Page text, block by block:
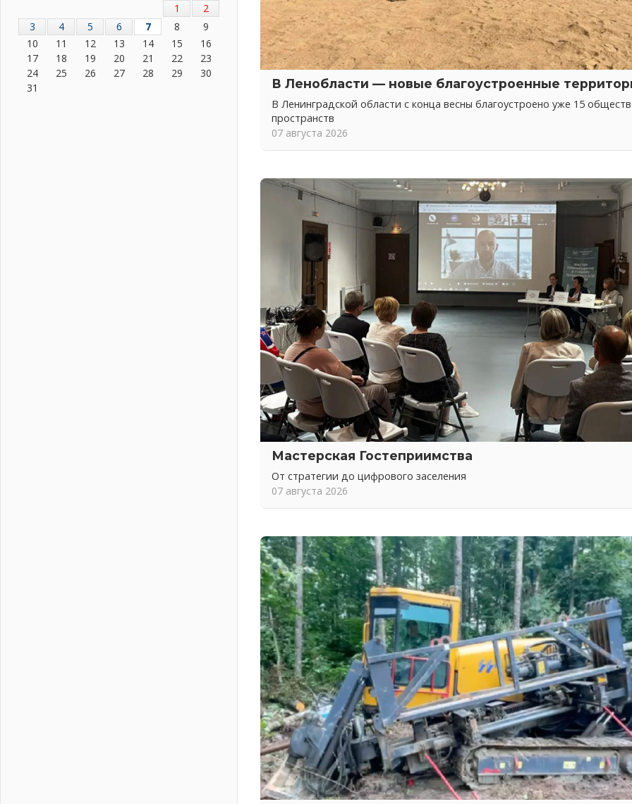
В Ленобласти — новые благоустроенные
В Ленинградской области с конца весны благоустроено уже 15
пространств
07 августа 2026
Мастерская Гостеприимства
От стратегии до цифрового заселения
07 августа 2026
«Результат командный, заслуга
каждого ведомства и
муниципалитета»
05 августа 2026
Вдохновлять, просвещать и
объединять!
1
2
3
4 5 6 7 8
9
10
11 12 13 14 15
16
17
18 19 20 21 22
23
24
25 26 27 28 29
30
31